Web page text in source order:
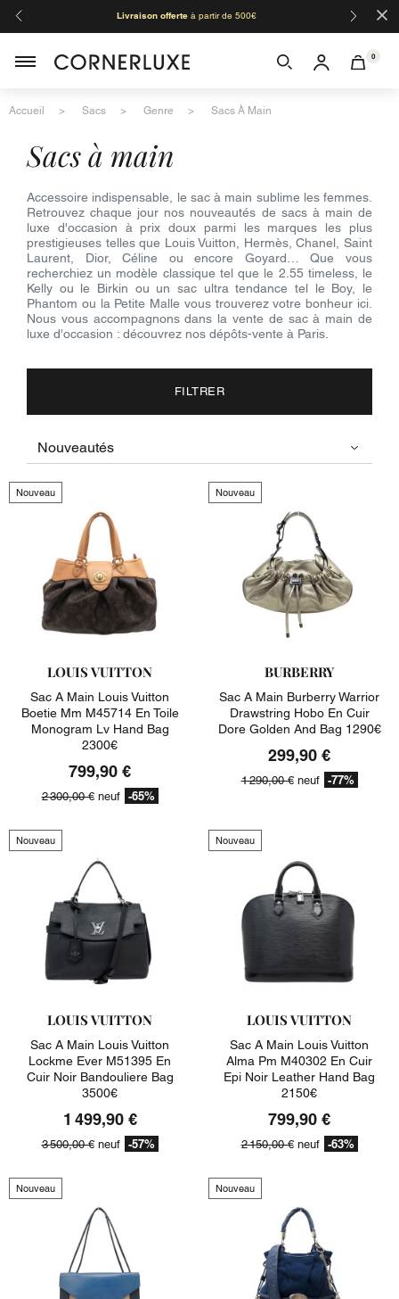
Livraison offerteà partir de 500€ ×
0
Accueil Sacs Genre Sacs À Main
sacs à main
Accessoire indispensable, le sac à main sublime les femmes.
Retrouvez chaque jour nos nouveautés de sacs à main de
luxe d'occasion à prix doux parmi les marques les plus
prestigieuses telles que Louis Vuitton, Hermès, Chanel, Saint
Laurent, Dior, Céline ou encore Goyard… Que vous
recherchiez un modèle classique tel que le 2.55 timeless, le
Kelly ou le Birkin ou un sac ultra tendance tel le Boy, le
Phantom ou la Petite Malle vous trouverez votre bonheur ici.
Nous vous accompagnons dans la vente de sac à main de
luxe d'occasion : découvrez nos dépôts-vente à Paris.
FILTRER
Nouveau
LOUIS VUITTON
Sac A Main Louis Vuitton
Boetie Mm M45714 En Toile
Monogram Lv Hand Bag
2300€
799,90 €
2 300,00 €neuf -65%
Nouveau
BURBERRY
Sac A Main Burberry Warrior
Drawstring Hobo En Cuir
Dore Golden And Bag 1290€
299,90 €
1 290,00 €neuf -77%
Nouveau
LOUIS VUITTON
Sac A Main Louis Vuitton
Lockme Ever M51395 En
Cuir Noir Bandouliere Bag
3500€
1 499,90 €
3 500,00 €neuf -57%
Nouveau
LOUIS VUITTON
Sac A Main Louis Vuitton
Alma Pm M40302 En Cuir
Epi Noir Leather Hand Bag
2150€
799,90 €
2 150,00 €neuf -63%
Nouveau Nouveau